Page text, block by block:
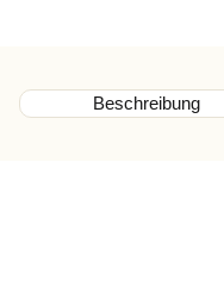
Beschreibung